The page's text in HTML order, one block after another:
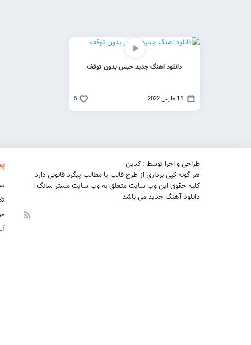
دانلود اهنگ جدید حبس بدون توقف
15 مارس 2022 5
طراحی و اجرا توسط : کدین
هر گونه کپی برداری از طرح قالب یا مطالب پیگرد قانونی دارد
کلیه حقوق این وب سایت متعلق به وب سایت مستر سانگ |
دانلود آهنگ جدید می باشد